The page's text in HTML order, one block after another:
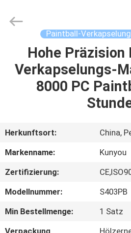
HAUSE
VIDEOS
UNS
Pharmatech
Co.,LTD..
Paintball-
Hohe
Verkapselungs-
8000 PC
Herkunftsort:
China,
Markenname:
Kunyou
Zertifizierung:
Modellnummer:
S403PB
Min Bestellmenge:
1 Satz